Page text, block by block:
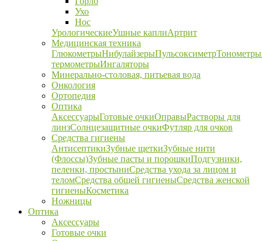
Ухо
Нос
УрологическиеУшные каплиАртрит
Медицинская техника
ГлюкометрыНибулайзерыПульсоксиметрТонометры
термометрыИнгаляторы
Минерально-столовая, питьевая вода
Онкология
Ортопедия
Оптика
АксессуарыГотовые очкиОправыРастворы для
линзСолнцезащитные очкиФутляр для очков
Средства гигиены
АнтисептикиЗубные щеткиЗубные нити
(Флоссы)Зубные пасты и порошкиПодгузники,
пеленки, простыниСредства ухода за лицом и
теломСредства общей гигиеныСредства женской
гигиеныКосметика
Ножницы
Оптика
Аксессуары
Готовые очки